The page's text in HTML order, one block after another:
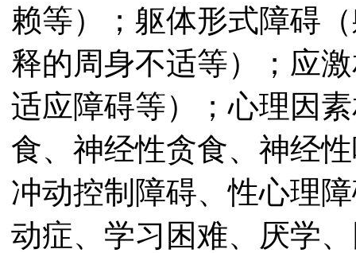
赖等）；躯体形式障碍
释的周身不适等）；应
适应障碍等）；心理因
食、神经性贪食、神经
冲动控制障碍、性心理
动症、学习困难、厌学